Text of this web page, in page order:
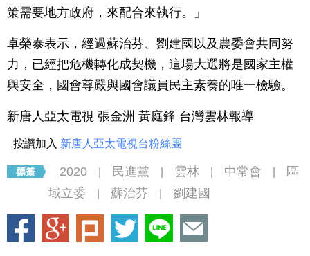
策需要地方政府，來配合來執行。」
卓榮泰表示，經過蘇治芬、劉建國以及農委會共同努
力，已經把危機轉化成契機，這場大選將是國家主權
與安全，國會尊嚴與國會議員民主素養的唯一檢驗。
新唐人亞太電視 張金洲 黃庭鋒 台灣雲林報導
按讚加入 新唐人亞太電視台粉絲團
2020 民進黨 雲林 中常會
區
域立委
蘇治芬 劉建國